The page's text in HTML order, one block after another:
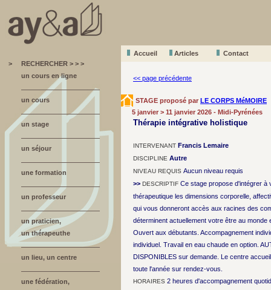
Accueil Articles
Contact
>
RECHERCHER > > >
un cours en ligne
un cours
un stage
un séjour
une formation
un professeur
un praticien,
un thérapeuthe
un lieu, un centre
une fédération,
<< page précédente
STAGE proposé par LE CORPS MéMOIRE
5 janvier > 11 janvier 2026 - Midi-Pyrénées
Thérapie intégrative holistique
INTERVENANT Francis Lemaire
DISCIPLINE Autre
NIVEAU REQUIS Aucun niveau requis
>> DESCRIPTIF Ce stage propose d'intégrer à
thérapeutique les dimensions corporelle,
qui vous donneront accès aux racines des
déterminent actuellement votre être au monde
Ouvert aux débutants. Accompagnement
individuel. Travail en eau chaude en option.
DISPONIBLES sur demande. Le centre
toute l'année sur rendez-vous.
HORAIRES 2 heures d'accompagnement